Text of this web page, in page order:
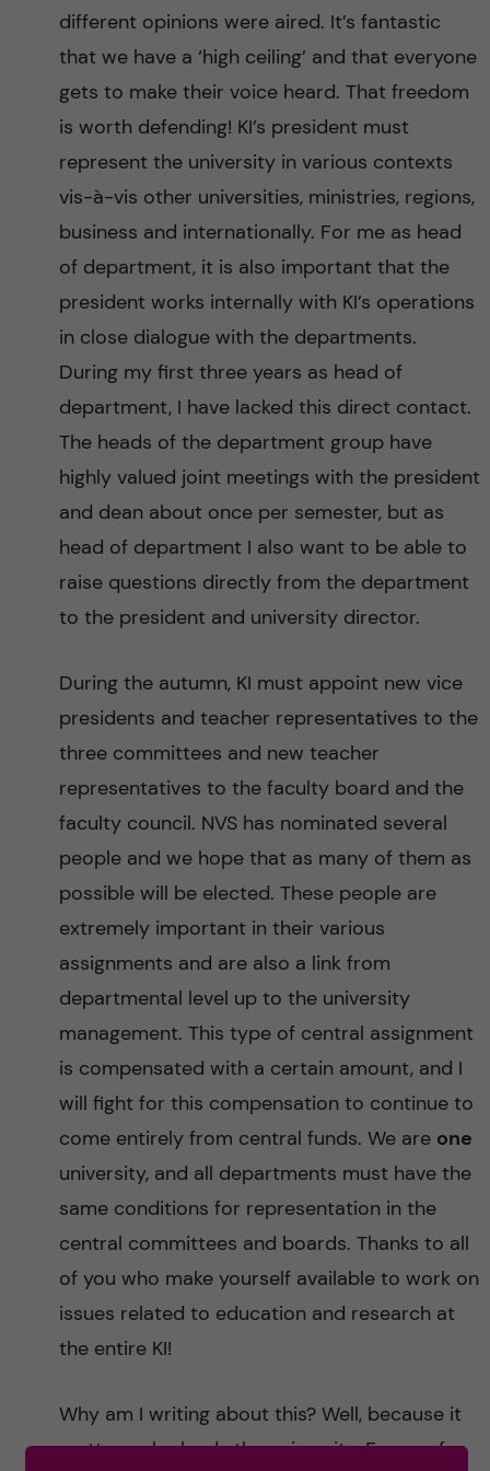
different opinions were aired. It’s fantastic
that we have a ‘high ceiling’ and that everyone
gets to make their voice heard. That freedom
is worth defending! KI’s president must
represent the university in various contexts
vis-à-vis other universities, ministries, regions,
business and internationally. For me as head
of department, it is also important that the
president works internally with KI’s operations
in close dialogue with the departments.
During my first three years as head of
department, I have lacked this direct contact.
The heads of the department group have
highly valued joint meetings with the president
and dean about once per semester, but as
head of department I also want to be able to
raise questions directly from the department
to the president and university director.
During the autumn, KI must appoint new vice
presidents and teacher representatives to the
three committees and new teacher
representatives to the faculty board and the
faculty council. NVS has nominated several
people and we hope that as many of them as
possible will be elected. These people are
extremely important in their various
assignments and are also a link from
departmental level up to the university
management. This type of central assignment
is compensated with a certain amount, and I
will fight for this compensation to continue to
come entirely from central funds. We are one
university, and all departments must have the
same conditions for representation in the
central committees and boards. Thanks to all
of you who make yourself available to work on
issues related to education and research at
the entire KI!
Why am I writing about this? Well, because it
matters who leads the university. For me, for